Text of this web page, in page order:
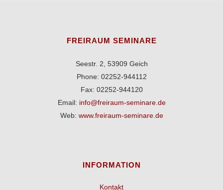
FREIRAUM SEMINARE
Seestr. 2, 53909 Geich
Phone: 02252-944112
Fax: 02252-944120
Email: info@freiraum-seminare.de
Web: www.freiraum-seminare.de
INFORMATION
Kontakt